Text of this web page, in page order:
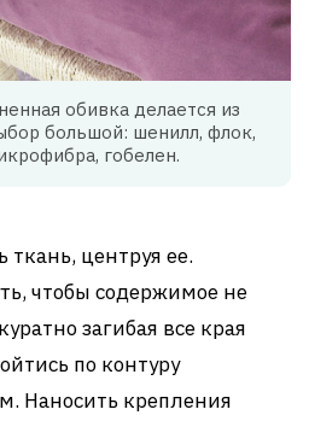
обивка делается из
большой: шенилл, флок,
гобелен.
ткань, центруя ее.
чтобы содержимое не
загибая все края
по контуру
Наносить крепления